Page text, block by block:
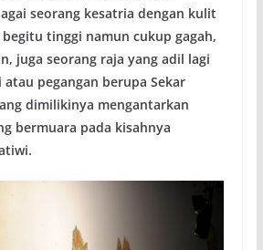
seorang kesatria dengan kulit
tinggi namun cukup gagah,
juga seorang raja yang adil lagi
atau pegangan berupa Sekar
dimilikinya mengantarkan
bermuara pada kisahnya